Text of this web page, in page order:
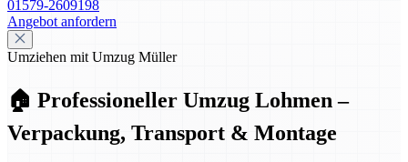
01579-2609198
Angebot anfordern
Umziehen mit Umzug Müller
🏠 Professioneller Umzug Lohmen –
Verpackung, Transport & Montage